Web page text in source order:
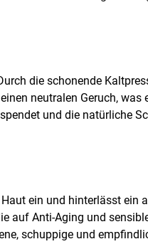
die schonende
neutralen Geruch, was
und die natürliche
ein und hinterlässt ein
auf Anti-Aging und
schuppige und